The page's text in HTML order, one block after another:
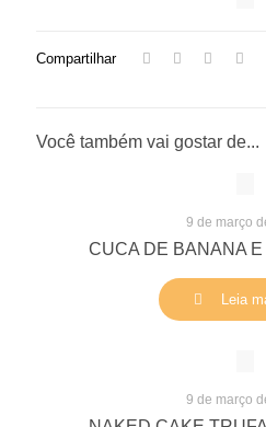
Compartilhar
Você também vai gostar de...
9 de março
CUCA DE BANANA
Leia
9 de março